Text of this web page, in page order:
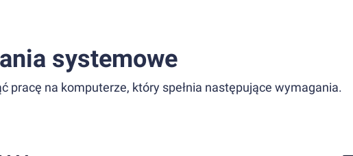
systemowe
pracę na komputerze, który spełnia następujące wymagania.